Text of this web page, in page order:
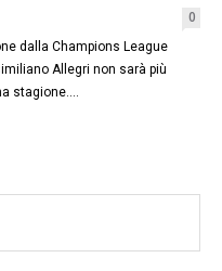
0
dalla Champions League
Allegri non sarà più
stagione....